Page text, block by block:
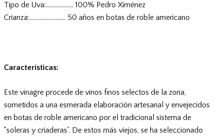
Tipo de Uva:…………..….. 100% Pedro Ximénez
Crianza:…………….……… 50 años en botas de roble americano
Características:
Este vinagre procede de vinos finos selectos de la zona,
sometidos a una esmerada elaboración artesanal y envejecidos
en botas de roble americano por el tradicional sistema de
“soleras y criaderas”. De estos más viejos, se ha seleccionado